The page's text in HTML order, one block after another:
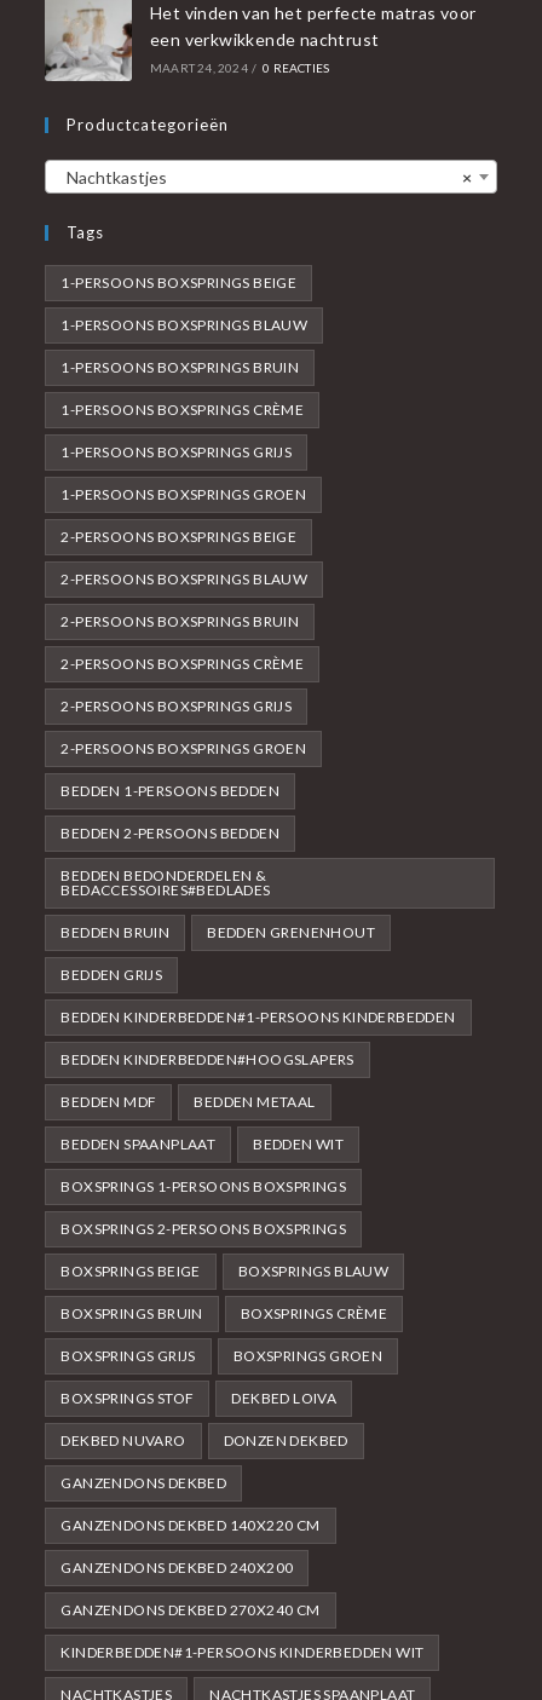
Het vinden van het perfecte matras voor
een verkwikkende nachtrust
MAART 24, 2024 / 0 REACTIES
Productcategorieën
×
Nachtkastjes
Tags
1-PERSOONS BOXSPRINGS BEIGE
1-PERSOONS BOXSPRINGS BLAUW
1-PERSOONS BOXSPRINGS BRUIN
1-PERSOONS BOXSPRINGS CRÈME
1-PERSOONS BOXSPRINGS GRIJS
1-PERSOONS BOXSPRINGS GROEN
2-PERSOONS BOXSPRINGS BEIGE
2-PERSOONS BOXSPRINGS BLAUW
2-PERSOONS BOXSPRINGS BRUIN
2-PERSOONS BOXSPRINGS CRÈME
2-PERSOONS BOXSPRINGS GRIJS
2-PERSOONS BOXSPRINGS GROEN
BEDDEN 1-PERSOONS BEDDEN
BEDDEN 2-PERSOONS BEDDEN
BEDDEN BEDONDERDELEN &
BEDACCESSOIRES#BEDLADES
BEDDEN BRUIN BEDDEN GRENENHOUT
BEDDEN GRIJS
BEDDEN KINDERBEDDEN#1-PERSOONS KINDERBEDDEN
BEDDEN KINDERBEDDEN#HOOGSLAPERS
BEDDEN MDF BEDDEN METAAL
BEDDEN SPAANPLAAT BEDDEN WIT
BOXSPRINGS 1-PERSOONS BOXSPRINGS
BOXSPRINGS 2-PERSOONS BOXSPRINGS
BOXSPRINGS BEIGE BOXSPRINGS BLAUW
BOXSPRINGS BRUIN BOXSPRINGS CRÈME
BOXSPRINGS GRIJS BOXSPRINGS GROEN
BOXSPRINGS STOF DEKBED LOIVA
DEKBED NUVARO DONZEN DEKBED
GANZENDONS DEKBED
GANZENDONS DEKBED 140X220 CM
GANZENDONS DEKBED 240X200
GANZENDONS DEKBED 270X240 CM
KINDERBEDDEN#1-PERSOONS KINDERBEDDEN WIT
NACHTKASTJES NACHTKASTJES SPAANPLAAT